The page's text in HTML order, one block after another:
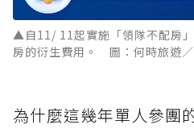
▲自11/ 11起實施「領隊不配房
房的衍生費用。 圖：何時旅遊
為什麼這幾年單人參團